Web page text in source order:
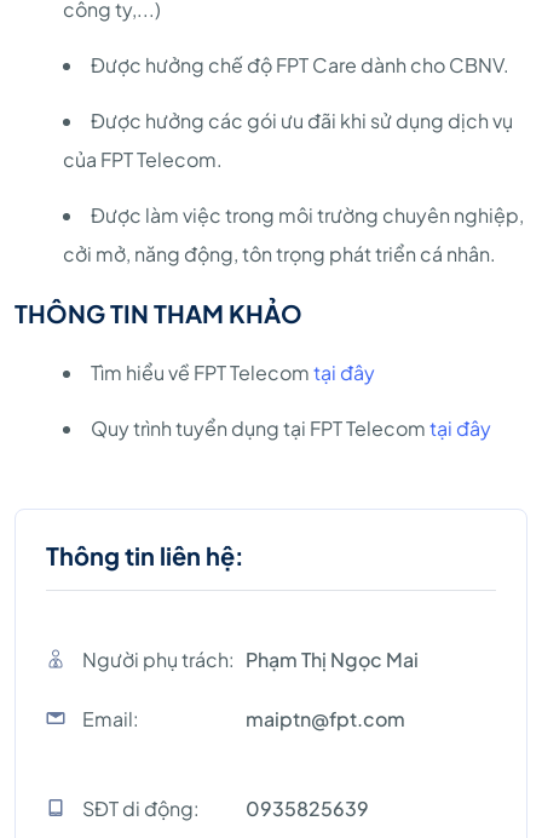
công ty,...)
Được hưởng chế độ FPT Care dành cho CBNV.
Được hưởng các gói ưu đãi khi sử dụng dịch vụ
của FPT Telecom.
Được làm việc trong môi trường chuyên nghiệp,
cởi mở, năng động, tôn trọng phát triển cá nhân.
THÔNG TIN THAM KHẢO
Tìm hiểu về FPT Telecomtại đây
Quy trình tuyển dụng tại FPT Telecomtại đây
Thông tin liên hệ:
Người phụ trách: Phạm Thị Ngọc Mai
Email: maiptn@fpt.com
SĐT di động: 0935825639